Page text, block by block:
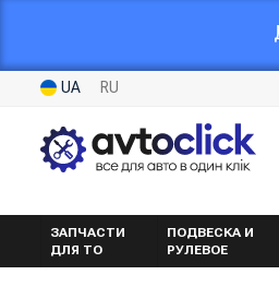
UA RU
ЗАПЧАСТИ
ДЛЯ ТО
ПОДВЕСКА И
РУЛЕВОЕ